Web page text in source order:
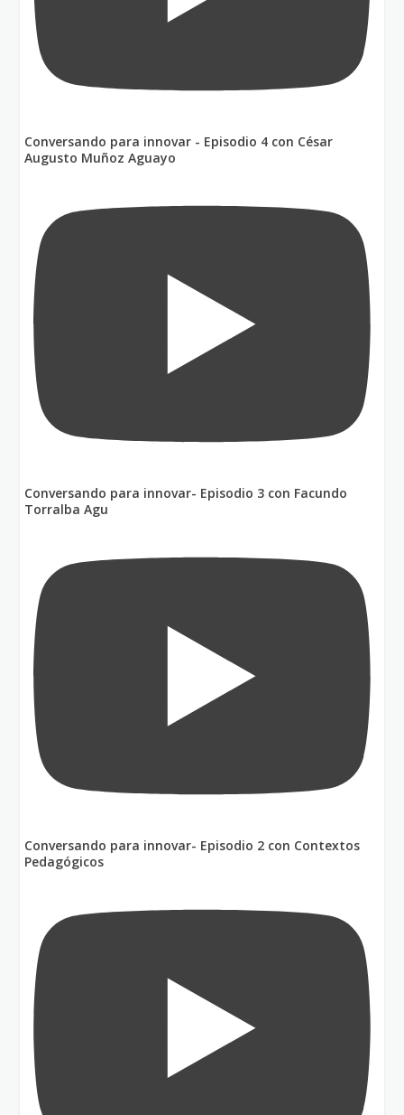
Conversando para innovar - Episodio 4 con César
Augusto Muñoz Aguayo
Conversando para innovar- Episodio 3 con Facundo
Torralba Agu
Conversando para innovar- Episodio 2 con Contextos
Pedagógicos